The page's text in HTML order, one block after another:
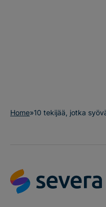
Home»10 tekijää, jotka